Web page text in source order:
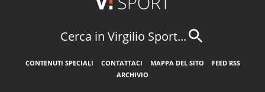
Cerca in Virgilio Sport...
CONTENUTI SPECIALI CONTATTACI MAPPA DEL SITO
FEED RSS
ARCHIVIO